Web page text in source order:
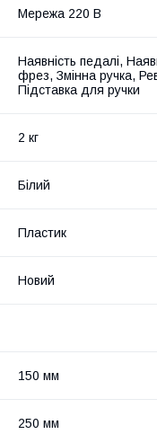
Мережа 220 В
Наявність педалі,
фрез, Змінна ручка,
Підставка для ручки
2 кг
Білий
Пластик
Новий
150 мм
250 мм